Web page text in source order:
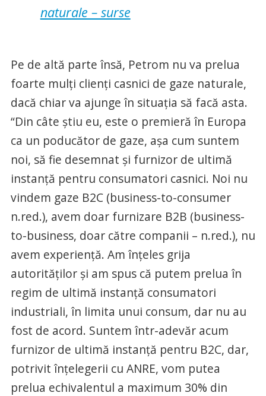
naturale – surse
Pe de altă parte însă, Petrom nu va prelua
foarte mulți clienți casnici de gaze naturale,
dacă chiar va ajunge în situația să facă asta.
“Din câte știu eu, este o premieră în Europa
ca un poducător de gaze, așa cum suntem
noi, să fie desemnat și furnizor de ultimă
instanță pentru consumatori casnici. Noi nu
vindem gaze B2C (business-to-consumer
n.red.), avem doar furnizare B2B (business-
to-business, doar către companii – n.red.), nu
avem experiență. Am înțeles grija
autorităților și am spus că putem prelua în
regim de ultimă instanță consumatori
industriali, în limita unui consum, dar nu au
fost de acord. Suntem într-adevăr acum
furnizor de ultimă instanță pentru B2C, dar,
potrivit înțelegerii cu ANRE, vom putea
prelua echivalentul a maximum 30% din